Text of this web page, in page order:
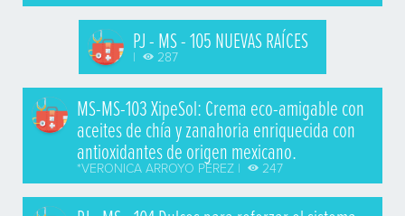
PJ - MS - 105 NUEVAS RAÍCES
| 287
MS-MS-103 XipeSol: Crema eco-amigable con
aceites de chía y zanahoria enriquecida con
antioxidantes de origen mexicano.
*VERONICA ARROYO PEREZ | 247